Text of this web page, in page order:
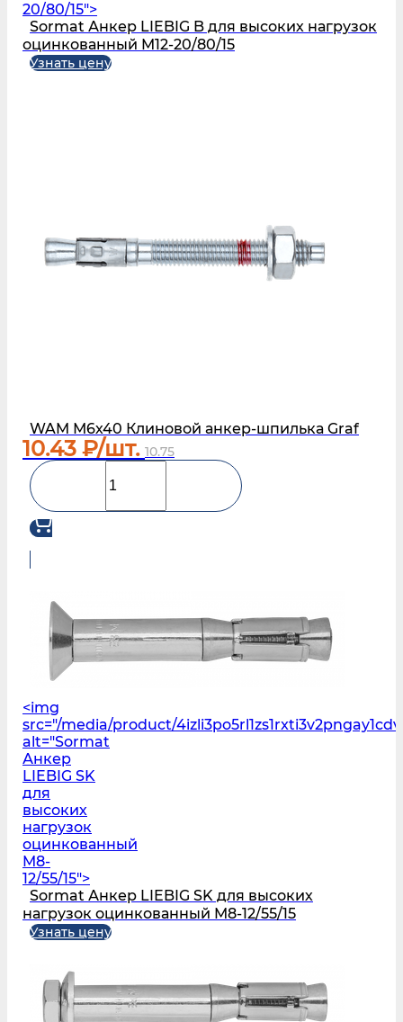
20/80/15">
Sormat Анкер LIEBIG B для высоких нагрузок
оцинкованный M12-20/80/15
Узнать цену
WAM М6х40 Клиновой анкер-шпилька Graf
10.43 ₽/шт. 10.75
<img
src="/media/product/
alt="Sormat
Анкер
LIEBIG SK
для
высоких
нагрузок
оцинкованный
M8-
12/55/15">
Sormat Анкер LIEBIG SK для высоких
нагрузок оцинкованный M8-12/55/15
Узнать цену